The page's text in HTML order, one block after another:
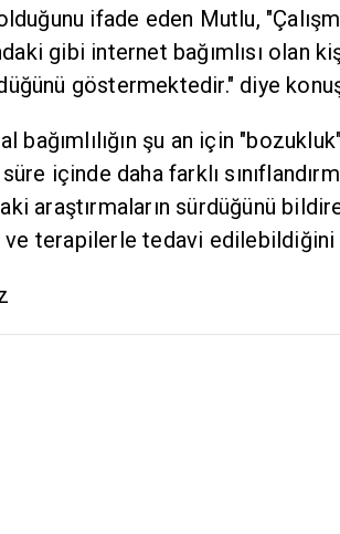
olduğunu ifade eden Mutlu,
gibi internet bağımlısı olan
göstermektedir." diye
bağımlılığın şu an için
süre içinde daha farklı
araştırmaların sürdüğünü
ve terapilerle tedavi